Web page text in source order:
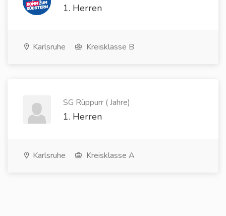
1. Herren
Karlsruhe Kreisklasse B
SG Rüppurr ( Jahre)
1. Herren
Karlsruhe Kreisklasse A